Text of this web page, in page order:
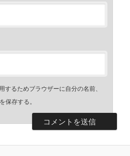
するためブラウザーに自分の名前、
保存する。